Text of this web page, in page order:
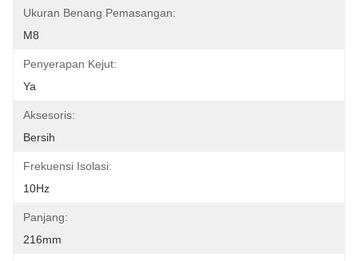
Ukuran Benang Pemasangan:
M8
Penyerapan Kejut:
Ya
Aksesoris:
Bersih
Frekuensi Isolasi:
10Hz
Panjang:
216mm